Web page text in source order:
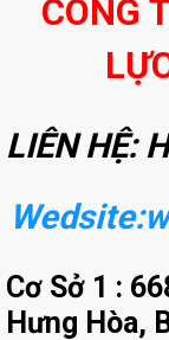
CÔNG
LIÊN HỆ:
Cơ Sở 1 :
Hưng Hòa,